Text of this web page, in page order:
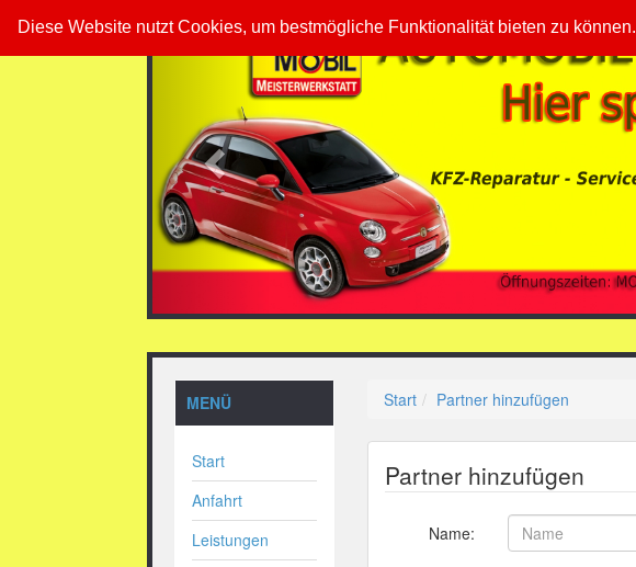
Diese Website nutzt Cookies, um bestmögliche Funktionalität bieten zu können.
Previous
MENÜ
Start
Anfahrt
Leistungen
Start Partner hinzufügen
Partner hinzufügen
Name: